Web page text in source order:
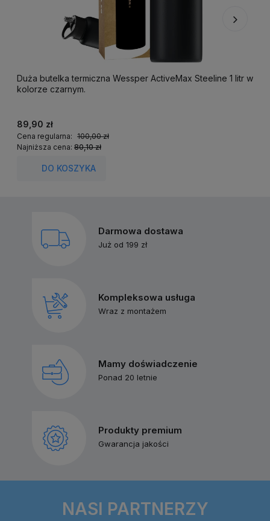
Duża butelka termiczna Wessper ActiveMax Steeline 1 litr w
kolorze czarnym.
89,90 zł
Cena regularna: 100,00 zł
Najniższa cena: 80,10 zł
DO KOSZYKA
Darmowa dostawa
Już od 199 zł
Kompleksowa usługa
Wraz z montażem
Mamy doświadczenie
Ponad 20 letnie
Produkty premium
Gwarancja jakości
NASI PARTNERZY